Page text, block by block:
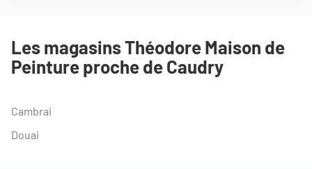
POINT
DE
VENTE
DE
PEINTURE
CAUDRY
Les magasins Théodore Maison de
Peinture proche de Caudry
Cambrai
Douai